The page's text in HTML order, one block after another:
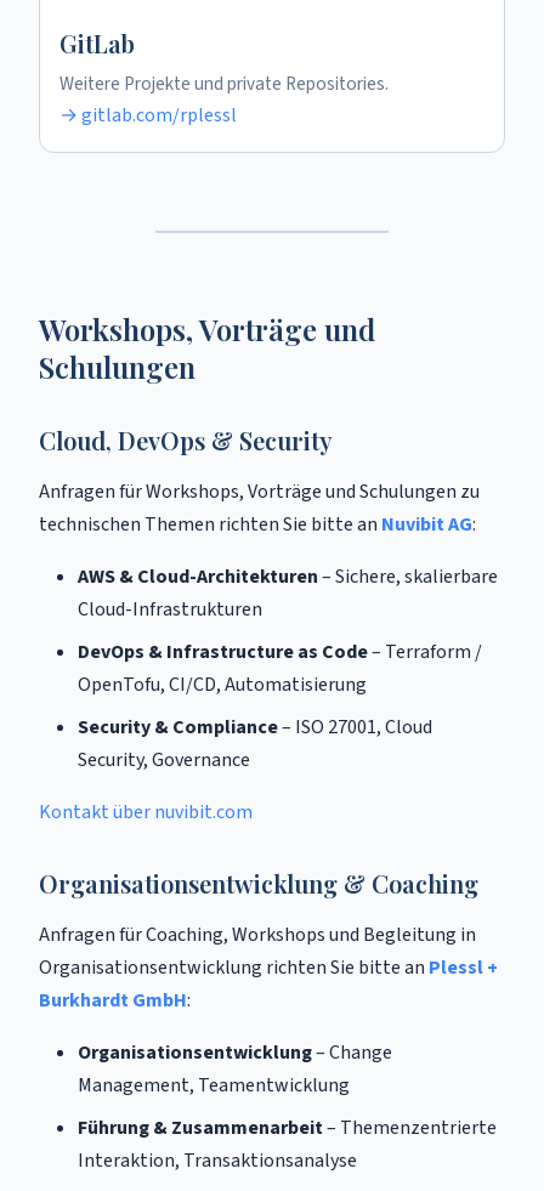
GitLab
Weitere Projekte und private Repositories.
→ gitlab.com/rplessl
Workshops, Vorträge und
Schulungen
Cloud, DevOps & Security
Anfragen für Workshops, Vorträge und Schulungen zu
technischen Themen richten Sie bitte an Nuvibit AG:
AWS & Cloud-Architekturen– Sichere, skalierbare
Cloud-Infrastrukturen
DevOps & Infrastructure as Code– Terraform /
OpenTofu, CI/CD, Automatisierung
Security & Compliance– ISO 27001, Cloud
Security, Governance
Kontakt über nuvibit.com
Organisationsentwicklung & Coaching
Anfragen für Coaching, Workshops und Begleitung in
Organisationsentwicklung richten Sie bitte an Plessl +
Burkhardt GmbH:
Organisationsentwicklung– Change
Management, Teamentwicklung
Führung & Zusammenarbeit– Themenzentrierte
Interaktion, Transaktionsanalyse